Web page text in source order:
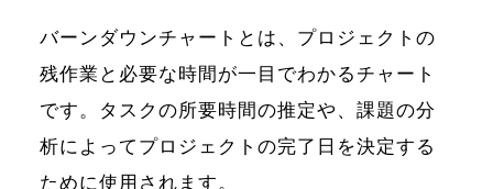
バーンダウンチャートとは、プロジェクトの
残作業と必要な時間が一目でわかるチャート
です。タスクの所要時間の推定や、課題の分
析によってプロジェクトの完了日を決定する
ために使用されます。